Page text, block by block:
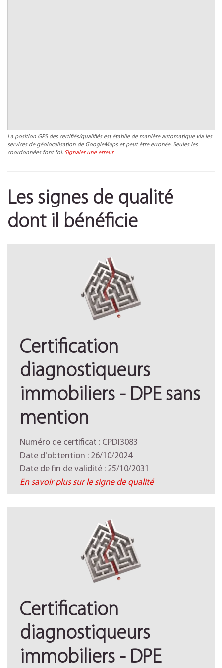
La position GPS des certifiés/qualifiés est établie de manière automatique via les
services de géolocalisation de GoogleMaps et peut être erronée. Seules les
coordonnées font foi. Signaler une erreur
Les signes de qualité
dont il bénéficie
Certification
diagnostiqueurs
immobiliers - DPE sans
mention
Numéro de certificat : CPDI3083
Date d'obtention : 26/10/2024
Date de fin de validité : 25/10/2031
En savoir plus sur le signe de qualité
Certification
diagnostiqueurs
immobiliers - DPE